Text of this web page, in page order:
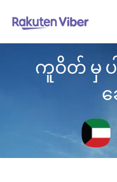
ကူဝိတ် မှ ပ